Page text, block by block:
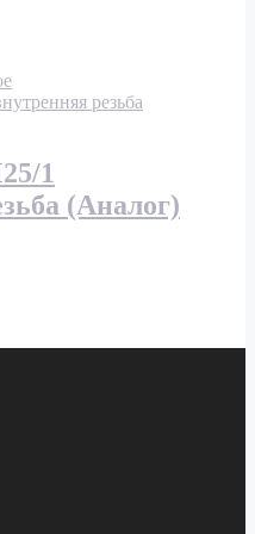
1
(Аналог)